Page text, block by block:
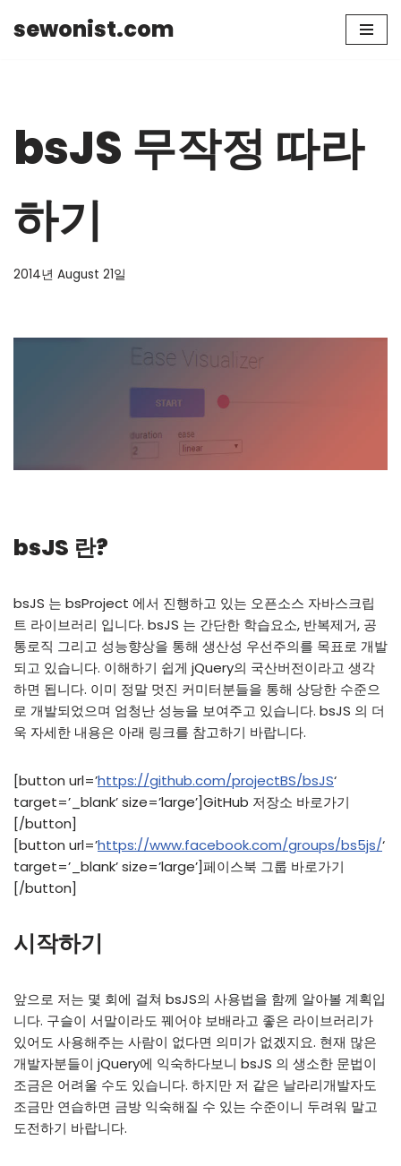
sewonist.com
bsJS 무작정 따라
하기
2014년 August 21일
bsJS 란?
bsJS 는 bsProject 에서 진행하고 있는 오픈소스 자바스크립
트 라이브러리 입니다. bsJS 는 간단한 학습요소, 반복제거, 공
통로직 그리고 성능향상을 통해 생산성 우선주의를 목표로 개발
되고 있습니다. 이해하기 쉽게 jQuery의 국산버전이라고 생각
하면 됩니다. 이미 정말 멋진 커미터분들을 통해 상당한 수준으
로 개발되었으며 엄청난 성능을 보여주고 있습니다. bsJS 의 더
욱 자세한 내용은 아래 링크를 참고하기 바랍니다.
[button url=’https://github.com/projectBS/bsJS‘
target=’_blank’ size=’large’]GitHub 저장소 바로가기
[/button]
[button url=’https://www.facebook.com/groups/bs5js/‘
target=’_blank’ size=’large’]페이스북 그룹 바로가기
[/button]
시작하기
앞으로 저는 몇 회에 걸쳐 bsJS의 사용법을 함께 알아볼 계획입
니다. 구슬이 서말이라도 꿰어야 보배라고 좋은 라이브러리가
있어도 사용해주는 사람이 없다면 의미가 없겠지요. 현재 많은
개발자분들이 jQuery에 익숙하다보니 bsJS 의 생소한 문법이
조금은 어려울 수도 있습니다. 하지만 저 같은 날라리개발자도
조금만 연습하면 금방 익숙해질 수 있는 수준이니 두려워 말고
도전하기 바랍니다.